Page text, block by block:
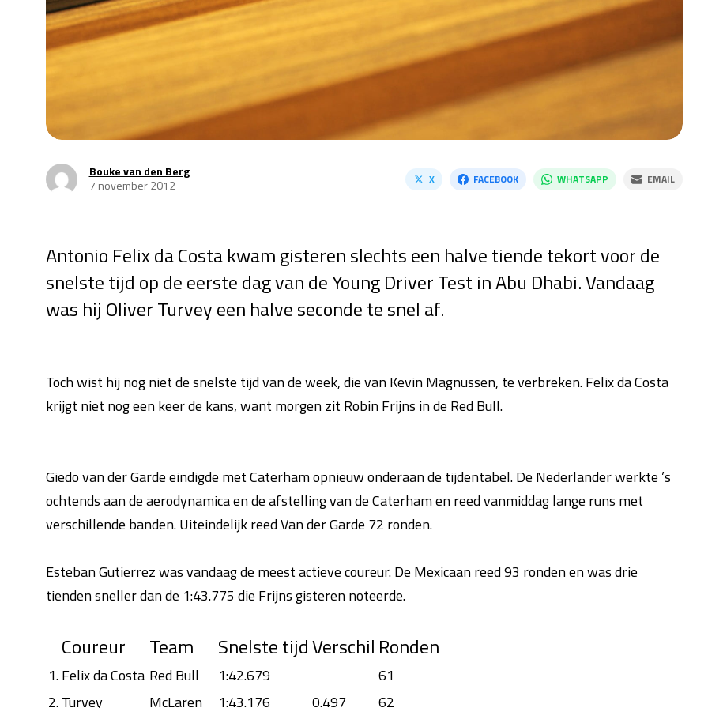
Bouke van den Berg
7 november 2012
X FACEBOOK WHATSAPP EMAIL
Antonio Felix da Costa kwam gisteren slechts een halve tiende tekort voor de
snelste tijd op de eerste dag van de Young Driver Test in Abu Dhabi. Vandaag
was hij Oliver Turvey een halve seconde te snel af.
Toch wist hij nog niet de snelste tijd van de week, die van Kevin Magnussen, te verbreken. Felix da Costa
krijgt niet nog een keer de kans, want morgen zit Robin Frijns in de Red Bull.
Giedo van der Garde eindigde met Caterham opnieuw onderaan de tijdentabel. De Nederlander werkte ’s
ochtends aan de aerodynamica en de afstelling van de Caterham en reed vanmiddag lange runs met
verschillende banden. Uiteindelijk reed Van der Garde 72 ronden.
Esteban Gutierrez was vandaag de meest actieve coureur. De Mexicaan reed 93 ronden en was drie
tienden sneller dan de 1:43.775 die Frijns gisteren noteerde.
Coureur Team Snelste tijdVerschil Ronden
1. Felix da Costa Red Bull 1:42.679
61
2. Turvey McLaren 1:43.176 0.497 62